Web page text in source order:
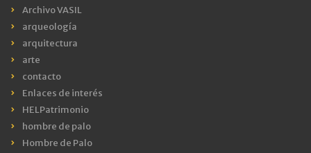
Archivo VASIL
arqueología
arquitectura
arte
contacto
Enlaces de interés
HELPatrimonio
hombre de palo
Hombre de Palo